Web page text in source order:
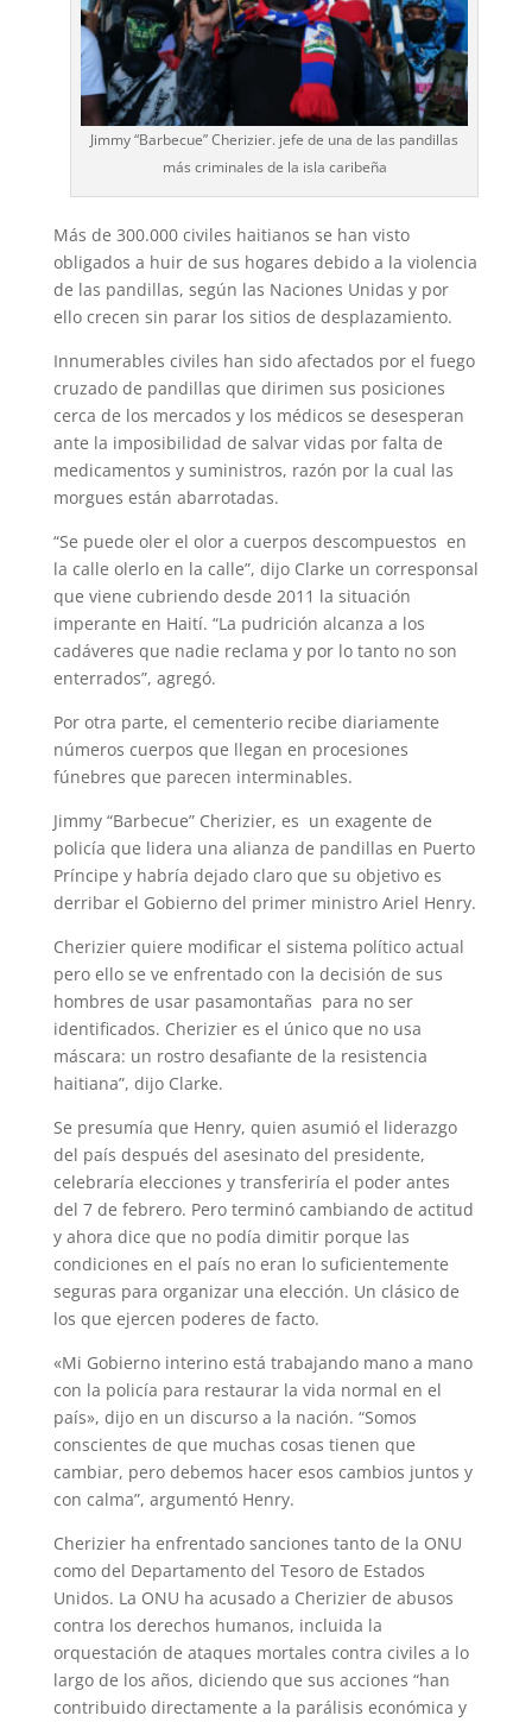
Jimmy “Barbecue” Cherizier. jefe de una de las pandillas
más criminales de la isla caribeña
Más de 300.000 civiles haitianos se han visto
obligados a huir de sus hogares debido a la violencia
de las pandillas, según las Naciones Unidas y por
ello crecen sin parar los sitios de desplazamiento.
Innumerables civiles han sido afectados por el fuego
cruzado de pandillas que dirimen sus posiciones
cerca de los mercados y los médicos se desesperan
ante la imposibilidad de salvar vidas por falta de
medicamentos y suministros, razón por la cual las
morgues están abarrotadas.
“Se puede oler el olor a cuerpos descompuestos en
la calle olerlo en la calle”, dijo Clarke un corresponsal
que viene cubriendo desde 2011 la situación
imperante en Haití. “La pudrición alcanza a los
cadáveres que nadie reclama y por lo tanto no son
enterrados”, agregó.
Por otra parte, el cementerio recibe diariamente
números cuerpos que llegan en procesiones
fúnebres que parecen interminables.
Jimmy “Barbecue” Cherizier, es un exagente de
policía que lidera una alianza de pandillas en Puerto
Príncipe y habría dejado claro que su objetivo es
derribar el Gobierno del primer ministro Ariel Henry.
Cherizier quiere modificar el sistema político actual
pero ello se ve enfrentado con la decisión de sus
hombres de usar pasamontañas para no ser
identificados. Cherizier es el único que no usa
máscara: un rostro desafiante de la resistencia
haitiana”, dijo Clarke.
Se presumía que Henry, quien asumió el liderazgo
del país después del asesinato del presidente,
celebraría elecciones y transferiría el poder antes
del 7 de febrero. Pero terminó cambiando de actitud
y ahora dice que no podía dimitir porque las
condiciones en el país no eran lo suficientemente
seguras para organizar una elección. Un clásico de
los que ejercen poderes de facto.
«Mi Gobierno interino está trabajando mano a mano
con la policía para restaurar la vida normal en el
país», dijo en un discurso a la nación. “Somos
conscientes de que muchas cosas tienen que
cambiar, pero debemos hacer esos cambios juntos y
con calma”, argumentó Henry.
Cherizier ha enfrentado sanciones tanto de la ONU
como del Departamento del Tesoro de Estados
Unidos. La ONU ha acusado a Cherizier de abusos
contra los derechos humanos, incluida la
orquestación de ataques mortales contra civiles a lo
largo de los años, diciendo que sus acciones “han
contribuido directamente a la parálisis económica y